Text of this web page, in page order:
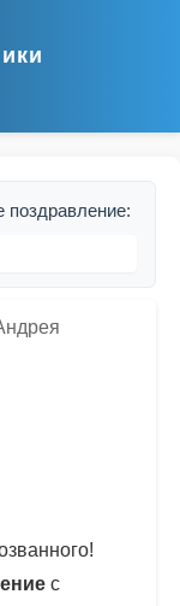
поздравление:
с